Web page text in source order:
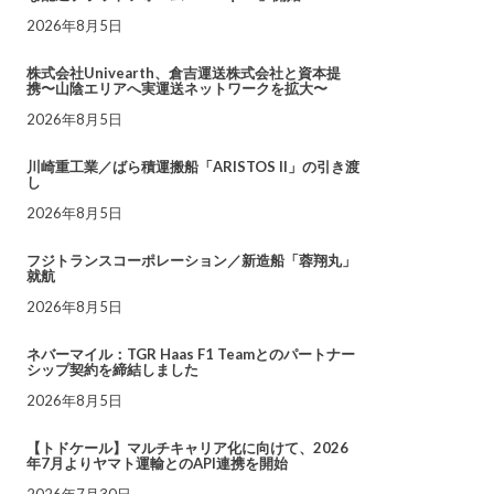
2026年8月5日
株式会社Univearth、倉吉運送株式会社と資本提
携〜山陰エリアへ実運送ネットワークを拡大〜
2026年8月5日
川崎重工業／ばら積運搬船「ARISTOS II」の引き渡
し
2026年8月5日
フジトランスコーポレーション／新造船「蓉翔丸」
就航
2026年8月5日
ネバーマイル：TGR Haas F1 Teamとのパートナー
シップ契約を締結しました
2026年8月5日
【トドケール】マルチキャリア化に向けて、2026
年7月よりヤマト運輸とのAPI連携を開始